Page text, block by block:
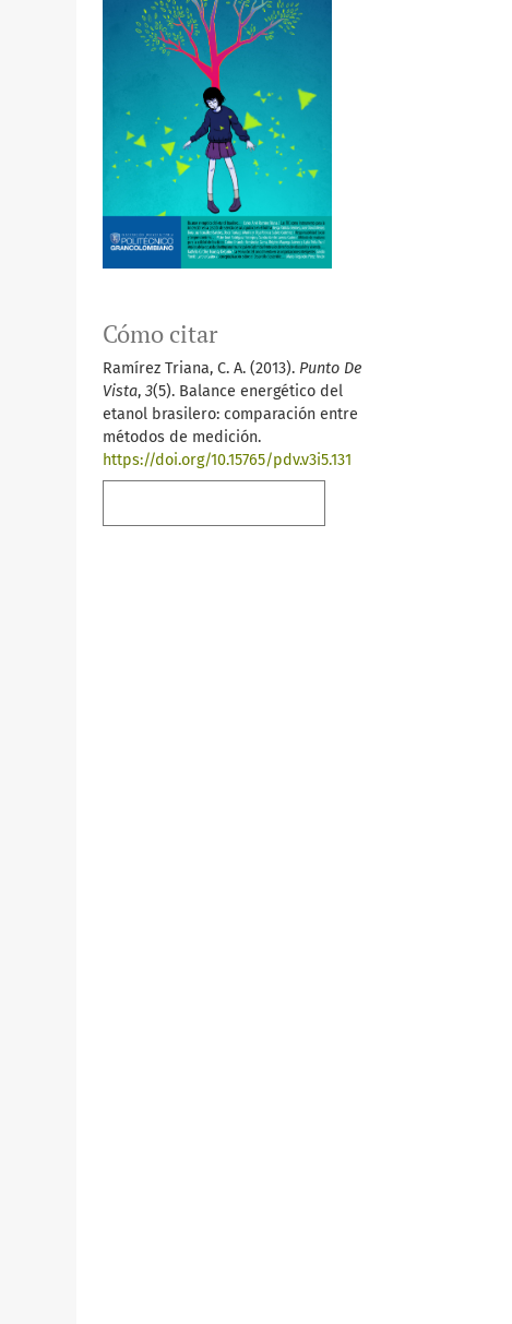
Cómo citar
Ramírez Triana, C. A. (2013). Punto De
Vista, 3(5). Balance energético del
etanol brasilero: comparación entre
métodos de medición.
https://doi.org/10.15765/pdv.v3i5.131